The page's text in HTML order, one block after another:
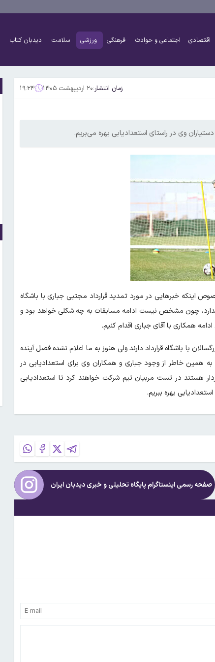
اقتصادی اجتماعی و حوادث فرهنگی ورزشی سلامت دیدبان کتاب
زمان انتشار:۲۰ اردیبهشت ۱۴۰۵ ۱۹:۲۴
وی در راستای استعدادیابی بهره می‌بریم.
اینکه خبرهایی در مورد تمدید قرارداد مجتبی جباری با باشگاه
چون مشخص نیست ادامه مسابقات به چه شکلی خواهد بود و
همکاری با آقای جباری اقدام کنیم.
با باشگاه قرارداد دارند ولی هنوز به ما اعلام نشده فصل آینده
همین خاطر از وجود جباری و همکاران وی برای استعدادیابی در
هستند در تست مربیان تیم شرکت خواهند کرد تا استعدادیابی
بهره ببریم.
صفحه رسمی اینستاگرام پایگاه تحلیلی و خبریدیدبان ایران